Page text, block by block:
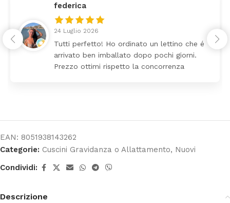
federica
24 Luglio 2026
Tutti perfetto! Ho ordinato un lettino che é
arrivato ben imballato dopo pochi giorni.
Prezzo ottimi rispetto la concorrenza
EAN: 8051938143262
Categorie: Cuscini Gravidanza o Allattamento, Nuovi
Condividi:
Descrizione